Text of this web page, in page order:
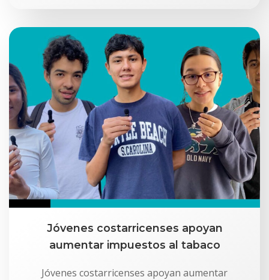
Jóvenes costarricenses apoyan
aumentar impuestos al tabaco
Jóvenes costarricenses apoyan aumentar